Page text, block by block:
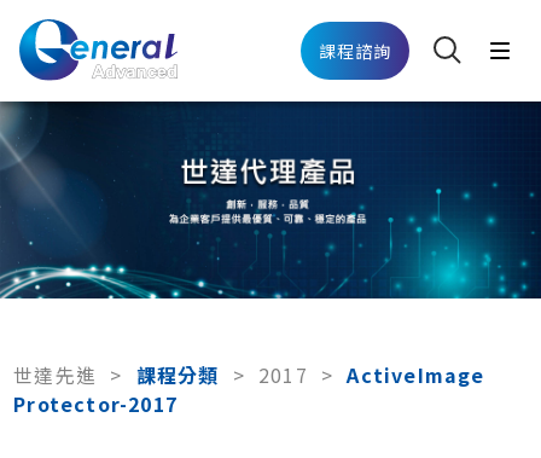
課程諮詢
世達先進 > 課程分類 > 2017 > ActiveImage
Protector-2017